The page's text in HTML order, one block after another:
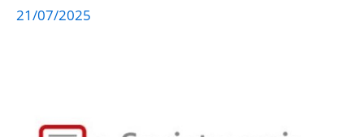
21/07/2025